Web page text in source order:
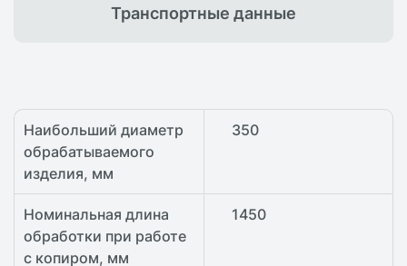
Транспортныеданные
Наибольший диаметр
обрабатываемого
изделия, мм
350
Номинальная длина
обработки при работе
с копиром, мм
1450